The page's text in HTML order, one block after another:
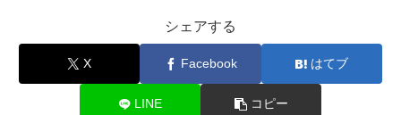
シェアする
X Facebook はてブ
LINE コピー